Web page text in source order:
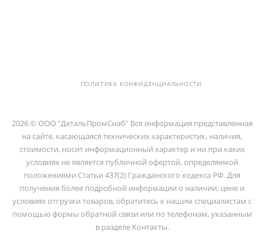
ПОЛИТИКА КОНФИДЕНЦИАЛЬНОСТИ
2026 © ООО "ДетальПромСнаб" Вся информация представленная
на сайте, касающаяся технических характеристик, наличия,
стоимости, носит информационный характер и ни при каких
условиях не является публичной офертой, определяемой
положениями Статьи 437(2) Гражданского кодекса РФ. Для
получения более подробной информации о наличии, цене и
условиях отгрузки товаров, обратитесь к нашим специалистам с
помощью формы обратной связи или по телефонам, указанным
в разделе Контакты.